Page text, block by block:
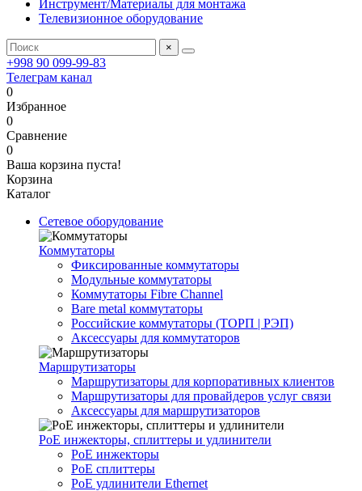
Инструмент/Материалы для монтажа
Телевизионное оборудование
×
+998 90 099-99-83
Телеграм канал
0
Избранное
0
Сравнение
0
Ваша корзина пуста!
Корзина
Каталог
Сетевое оборудование
Коммутаторы
Фиксированные коммутаторы
Модульные коммутаторы
Коммутаторы Fibre Channel
Bare metal коммутаторы
Российские коммутаторы (ТОРП | РЭП)
Аксессуары для коммутаторов
Маршрутизаторы
Маршрутизаторы для корпоративных клиентов
Маршрутизаторы для провайдеров услуг связи
Аксессуары для маршрутизаторов
PoE инжекторы, сплиттеры и удлинители
PoE инжекторы
PoE сплиттеры
PoE удлинители Ethernet